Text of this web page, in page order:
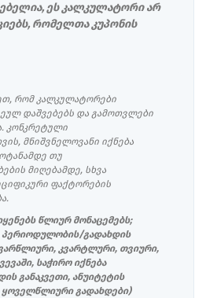
ეს კალკულატორი არ
რომელთა კუპონის
რომ კალკულატორები
დაშვებებს და გამოთვლები
კონკრეტული
მნიშვნელოვანი იქნება
თუ
მიღებამდე, სხვა
ფაქტორების
წლიურ მონაცემებს;
პერიოდულობის/გადახდის
კვარტლური, თვიური,
საჭირო იქნება
განაკვეთი, ანუიტეტის
ყოველწლიური გადახდები)